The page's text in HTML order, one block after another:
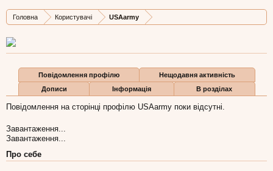
Головна Користувачі USAarmy
Дописів
1
Карма
0
Бали
1
Повідомлення профілю
Нещодавня активність
Дописи
Інформація В розділах
Повідомлення на сторінці профілю USAarmy поки відсутні.
Завантаження...
Завантаження...
Про себе